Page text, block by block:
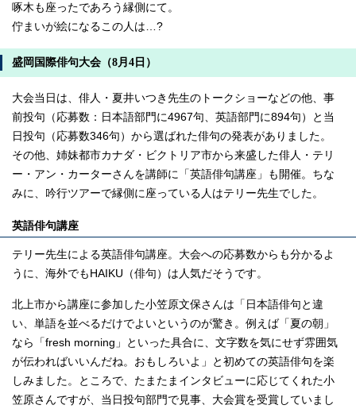
啄木も座ったであろう縁側にて。
佇まいが絵になるこの人は…?
盛岡国際俳句大会（8月4日）
大会当日は、俳人・夏井いつき先生のトークショーなどの他、事
前投句（応募数：日本語部門に4967句、英語部門に894句）と当
日投句（応募数346句）から選ばれた俳句の発表がありました。
その他、姉妹都市カナダ・ビクトリア市から来盛した俳人・テリ
ー・アン・カーターさんを講師に「英語俳句講座」も開催。ちな
みに、吟行ツアーで縁側に座っている人はテリー先生でした。
英語俳句講座
テリー先生による英語俳句講座。大会への応募数からも分かるよ
うに、海外でもHAIKU（俳句）は人気だそうです。
北上市から講座に参加した小笠原文保さんは「日本語俳句と違
い、単語を並べるだけでよいというのが驚き。例えば「夏の朝」
なら「fresh morning」といった具合に、文字数を気にせず雰囲気
が伝わればいいんだね。おもしろいよ」と初めての英語俳句を楽
しみました。ところで、たまたまインタビューに応じてくれた小
笠原さんですが、当日投句部門で見事、大会賞を受賞していまし